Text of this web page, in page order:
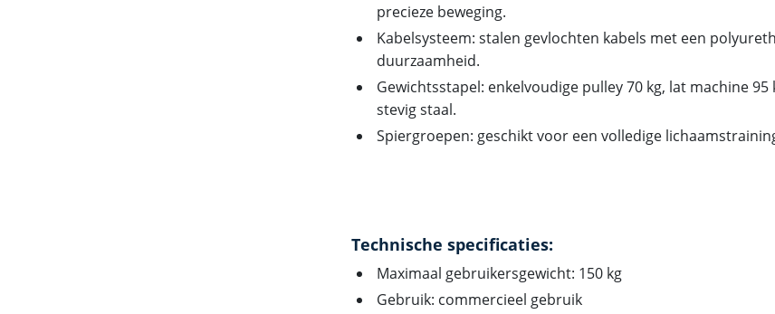
precieze beweging.
Kabelsysteem: stalen gevlochten kabels met een
duurzaamheid.
Gewichtsstapel: enkelvoudige pulley 70 kg, lat machine 95
stevig staal.
Spiergroepen: geschikt voor een volledige
Technische specificaties:
Maximaal gebruikersgewicht: 150 kg
Gebruik: commercieel gebruik